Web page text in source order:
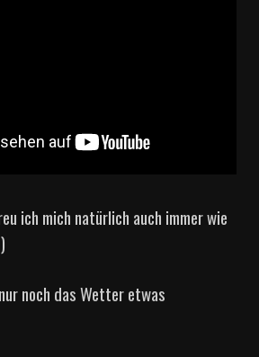
ich mich natürlich auch immer wie
)
noch das Wetter etwas